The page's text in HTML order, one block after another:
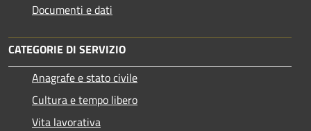
Documenti e dati
CATEGORIE DI SERVIZIO
Anagrafe e stato civile
Cultura e tempo libero
Vita lavorativa